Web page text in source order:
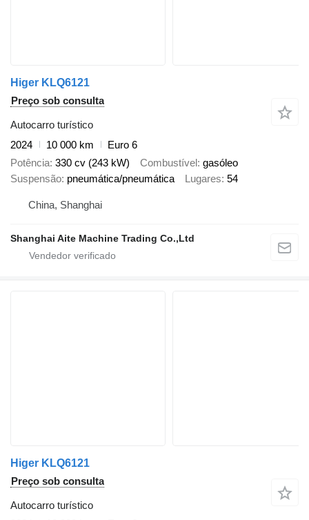
Higer KLQ6121
Preço sob consulta
Autocarro turístico
2024
10 000 km
Euro 6
Potência 330 cv (243 kW) Combustível gasóleo
Suspensão pneumática/pneumática Lugares 54
China, Shanghai
Shanghai Aite Machine Trading Co.,Ltd
Higer KLQ6121
Preço sob consulta
Autocarro turístico